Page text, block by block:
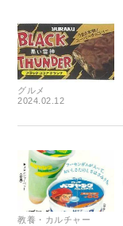
グルメ
2024.02.12
教養・カルチャー